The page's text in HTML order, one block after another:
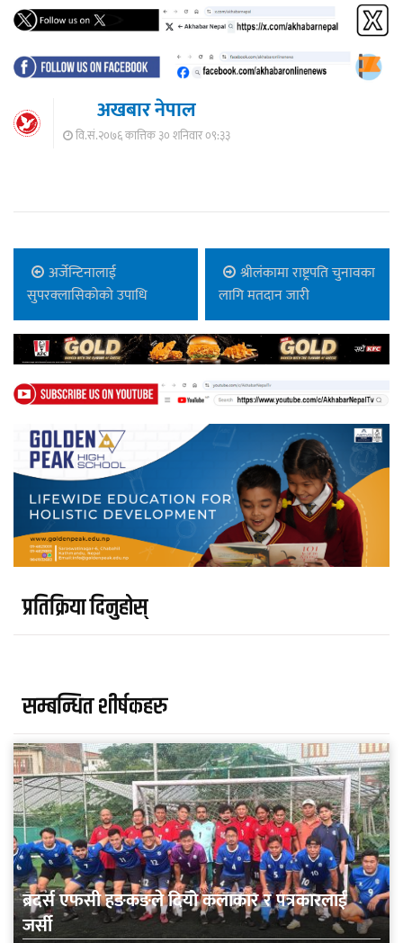
अखबार नेपाल
वि.सं.२०७६ कात्तिक ३० शनिवार ०९:३३
अर्जेन्टिनालाई
सुपरक्लासिकोको उपाधि
श्रीलंकामा राष्ट्रपति चुनावका
लागि मतदान जारी
प्रतिक्रिया दिनुहोस्
सम्बन्धित शीर्षकहरु
ब्रदर्स एफसी हङकङले दियो कलाकार र पत्रकारलाई
जर्सी